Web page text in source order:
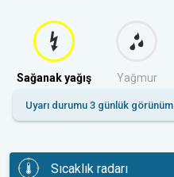
Sağanak yağış Yağmur
Uyarı durumu 3 günlük görünüm
Sıcaklık radarı